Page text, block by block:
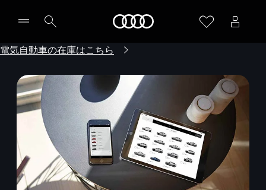
電気自動車の在庫はこちら